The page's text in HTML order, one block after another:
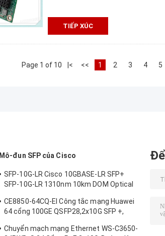
TIẾP XÚC
Page 1 of 10 |< << 1 2 3 4 5
Mô-đun SFP của Cisco
SFP-10G-LR Cisco 10GBASE-LR SFP+
SFP-10G-LR 1310nm 10km DOM Optical
CE8850-64CQ-EI Công tắc mạng Huawei
64 cổng 100GE QSFP28,2x10G SFP +,
Chuyển mạch mạng Ethernet WS-C3650-